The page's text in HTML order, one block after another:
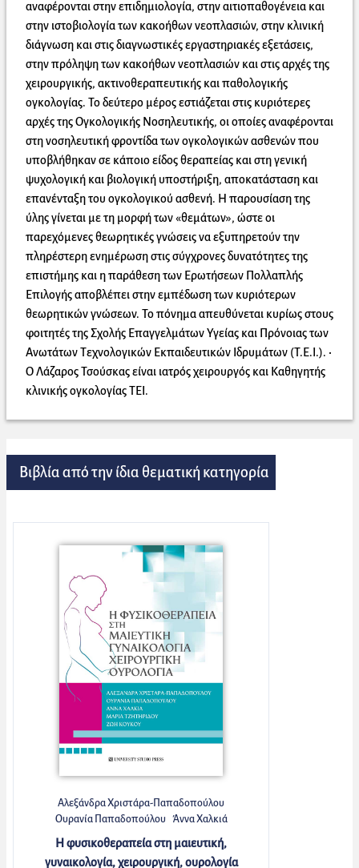
αναφέρονται στην επιδημιολογία, στην αιτιοπαθογένεια και
στην ιστοβιολογία των κακοήθων νεοπλασιών, στην κλινική
διάγνωση και στις διαγνωστικές εργαστηριακές εξετάσεις,
στην πρόληψη των κακοήθων νεοπλασιών και στις αρχές της
χειρουργικής, ακτινοθεραπευτικής και παθολογικής
ογκολογίας. Το δεύτερο μέρος εστιάζεται στις κυριότερες
αρχές της Ογκολογικής Νοσηλευτικής, οι οποίες αναφέρονται
στη νοσηλευτική φροντίδα των ογκολογικών ασθενών που
υποβλήθηκαν σε κάποιο είδος θεραπείας και στη γενική
ψυχολογική και βιολογική υποστήριξη, αποκατάσταση και
επανένταξη του ογκολογικού ασθενή. Η παρουσίαση της
ύλης γίνεται με τη μορφή των «θεμάτων», ώστε οι
παρεχόμενες θεωρητικές γνώσεις να εξυπηρετούν την
πληρέστερη ενημέρωση στις σύγχρονες δυνατότητες της
επιστήμης και η παράθεση των Ερωτήσεων Πολλαπλής
Επιλογής αποβλέπει στην εμπέδωση των κυριότερων
θεωρητικών γνώσεων. Το πόνημα απευθύνεται κυρίως στους
φοιτητές της Σχολής Επαγγελμάτων Υγείας και Πρόνοιας των
Ανωτάτων Τεχνολογικών Εκπαιδευτικών Ιδρυμάτων (Τ.Ε.Ι.). •
Ο Λάζαρος Τσούσκας είναι ιατρός χειρουργός και Καθηγητής
κλινικής ογκολογίας ΤΕΙ.
Βιβλία από την ίδια θεματική κατηγορία
Αλεξάνδρα Χριστάρα-Παπαδοπούλου
Ουρανία Παπαδοπούλου
Άννα Χαλκιά
Μαρία Τζητηρίδου
Η φυσικοθεραπεία στη μαιευτική,
γυναικολογία, χειρουργική, ουρολογία